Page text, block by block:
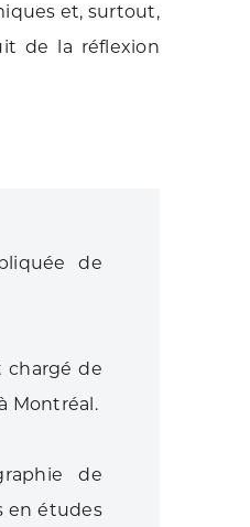
et, surtout,
de la réflexion
de
chargé de
Montréal.
de
en études